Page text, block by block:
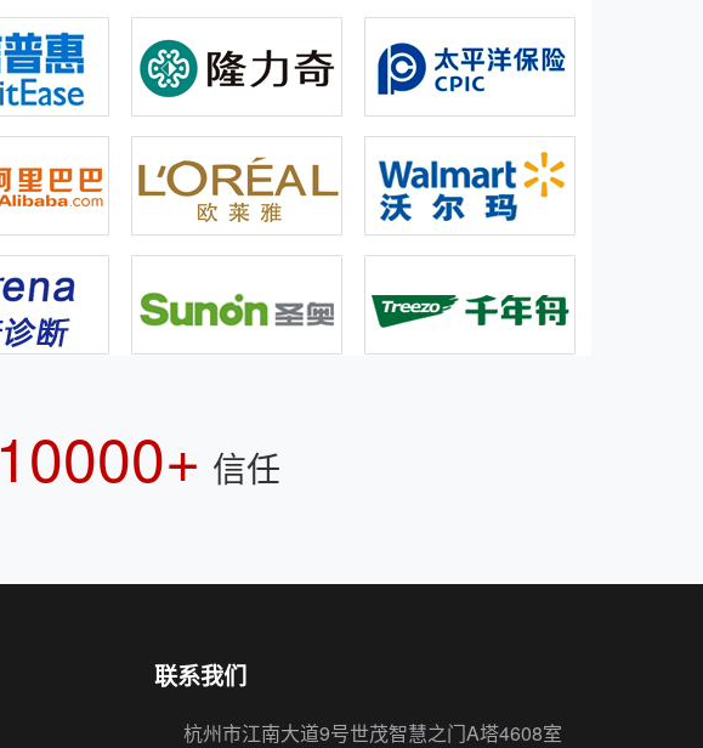
10000+ 信任
联系我们
杭州市江南大道9号世茂智慧之门A塔4608室